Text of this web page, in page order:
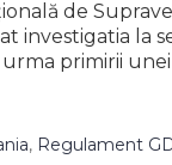
de
investigatia la
urma primirii
, Regulament